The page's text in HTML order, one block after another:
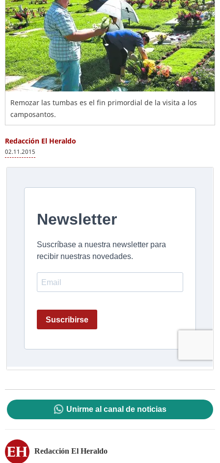
Remozar las tumbas es el fin primordial de la visita a los
camposantos.
Redacción El Heraldo
02.11.2015
Unirme al canal de noticias
Redacción El Heraldo